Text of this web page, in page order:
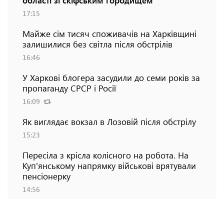
17:15
Майже сім тисяч споживачів на Харківщині
залишилися без світла після обстрілів
16:46
У Харкові блогера засудили до семи років за
пропаганду СРСР і Росії
16:09
Як виглядає вокзал в Лозовій після обстрілу
15:23
Пересіла з крісла колісного на робота. На
Куп'янському напрямку військові врятували
пенсіонерку
14:56